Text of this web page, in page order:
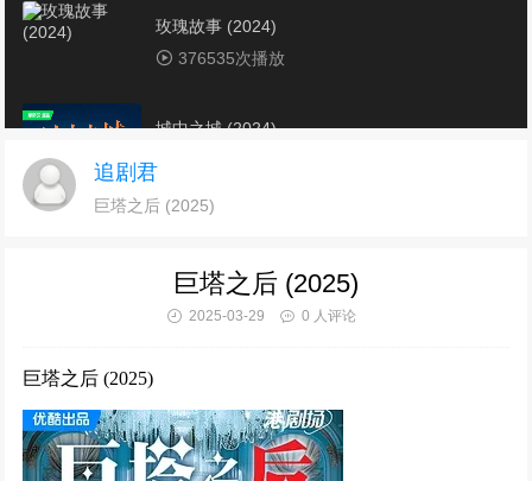
玫瑰故事 (2024)
376535次播放
城中之城 (2024)
惜花芷 (2024)
320280次播放
追剧君
巨塔之后 (2025)
巨塔之后 (2025)
2025-03-29 0 人评论
巨塔之后 (2025)